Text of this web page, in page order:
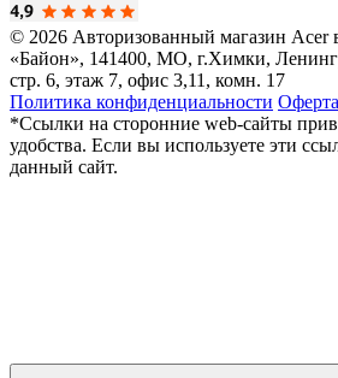
© 2026 Авторизованный магазин Acer
«Байон», 141400, МО, г.Химки,
стр. 6, этаж 7, офис 3,11, комн. 17
Политика конфиденциальности Оферта
*Ссылки на сторонние web-сайты
удобства. Если вы используете эти
данный сайт.